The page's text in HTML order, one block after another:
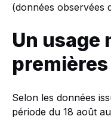
(données observées
Un usage
Selon les données
période du 18 août